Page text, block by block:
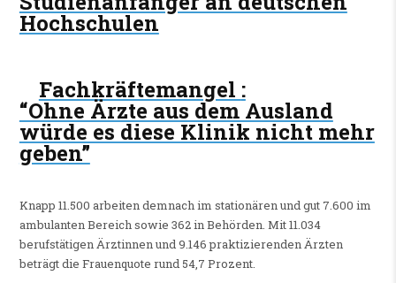
Hochschulen
Fachkräftemangel :
“Ohne Ärzte aus dem Ausland
würde es diese Klinik nicht mehr
geben”
Knapp 11.500 arbeiten demnach im stationären und gut 7.600 im
ambulanten Bereich sowie 362 in Behörden. Mit 11.034
berufstätigen Ärztinnen und 9.146 praktizierenden Ärzten
beträgt die Frauenquote rund 54,7 Prozent.